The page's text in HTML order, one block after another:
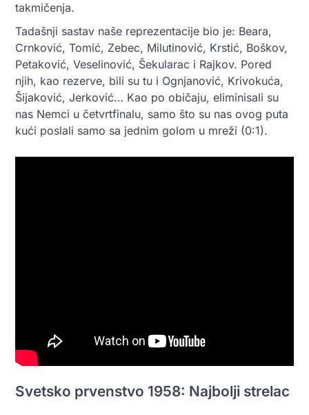
takmičenja.
Tadašnji sastav naše reprezentacije bio je: Beara,
Crnković, Tomić, Zebec, Milutinović, Krstić, Boškov,
Petaković, Veselinović, Šekularac i Rajkov. Pored
njih, kao rezerve, bili su tu i Ognjanović, Krivokuća,
Šijaković, Jerković… Kao po običaju, eliminisali su
nas Nemci u četvrtfinalu, samo što su nas ovog puta
kući poslali samo sa jednim golom u mreži (0:1).
Svetsko prvenstvo 1958: Najbolji strelac